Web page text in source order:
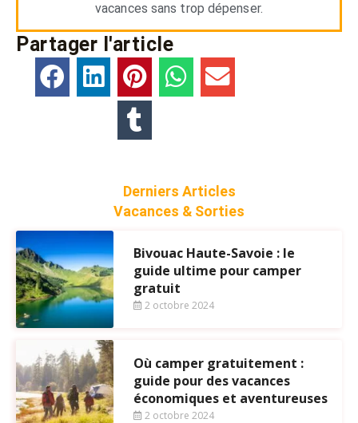
vacances sans trop dépenser.
Partager l'article
Derniers Articles
Vacances & Sorties
Bivouac Haute-Savoie : le
guide ultime pour camper
gratuit
2 octobre 2024
Où camper gratuitement :
guide pour des vacances
économiques et aventureuses
2 octobre 2024